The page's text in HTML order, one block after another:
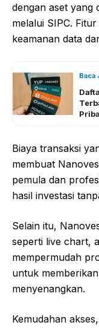
dengan aset yang
melalui SIPC.
keamanan data
Baca
Biaya transaksi
membuat
pemula dan
hasil investasi
Selain itu,
seperti live chart,
mempermudah
untuk
menyenangkan.
Kemudahan